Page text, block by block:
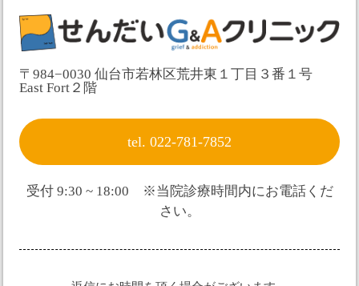
〒984−0030 仙台市若林区荒井東１丁目３番１号
East Fort２階
tel. 022-781-7852
受付 9:30 ~ 18:00 ※当院診療時間内にお電話くだ
さい。